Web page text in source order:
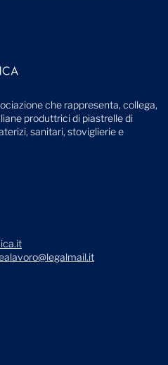
che rappresenta, collega,
produttrici di piastrelle di
sanitari, stoviglierie e